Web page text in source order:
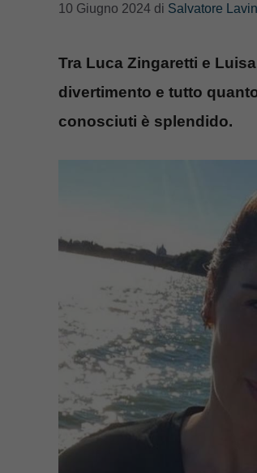
10 Giugno 2024 di Salvatore
Tra Luca Zingaretti e
divertimento e tutto
conosciuti è splendido.